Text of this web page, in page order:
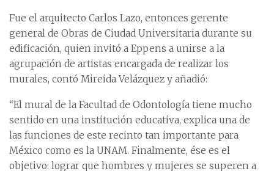
Fue el arquitecto Carlos Lazo, entonces gerente
general de Obras de Ciudad Universitaria durante su
edificación, quien invitó a Eppens a unirse a la
agrupación de artistas encargada de realizar los
murales, contó Mireida Velázquez y añadió:
“El mural de la Facultad de Odontología tiene mucho
sentido en una institución educativa, explica una de
las funciones de este recinto tan importante para
México como es la UNAM. Finalmente, ése es el
objetivo: lograr que hombres y mujeres se superen a